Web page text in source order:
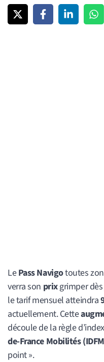
LePass Navigotoutes
verra son prixgrimper dès
le tarif mensuel atteindra
actuellement. Cette
découle de la règle
de-France Mobilités
point ».